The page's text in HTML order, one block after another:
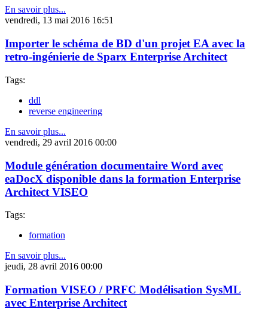
En savoir plus...
vendredi, 13 mai 2016 16:51
Importer le schéma de BD d'un projet EA avec la
retro-ingénierie de Sparx Enterprise Architect
Tags:
ddl
reverse engineering
En savoir plus...
vendredi, 29 avril 2016 00:00
Module génération documentaire Word avec
eaDocX disponible dans la formation Enterprise
Architect VISEO
Tags:
formation
En savoir plus...
jeudi, 28 avril 2016 00:00
Formation VISEO / PRFC Modélisation SysML
avec Enterprise Architect